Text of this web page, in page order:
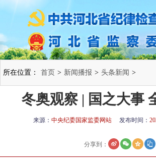
所在位置： 首页 > 新闻播报 > 头条新闻 >
冬奥观察 | 国之大事
来源： 中央纪委国家监委网站 发布时间：
分享到：